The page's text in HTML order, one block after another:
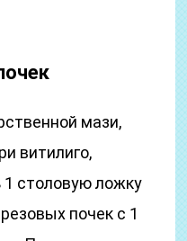
мази,
витилиго,
столовую ложку
почек с 1